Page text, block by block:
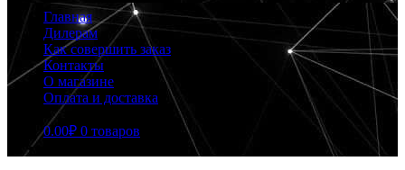
Главная
Дилерам
Как совершить заказ
Контакты
О магазине
Оплата и доставка
0.00₽ 0 товаров